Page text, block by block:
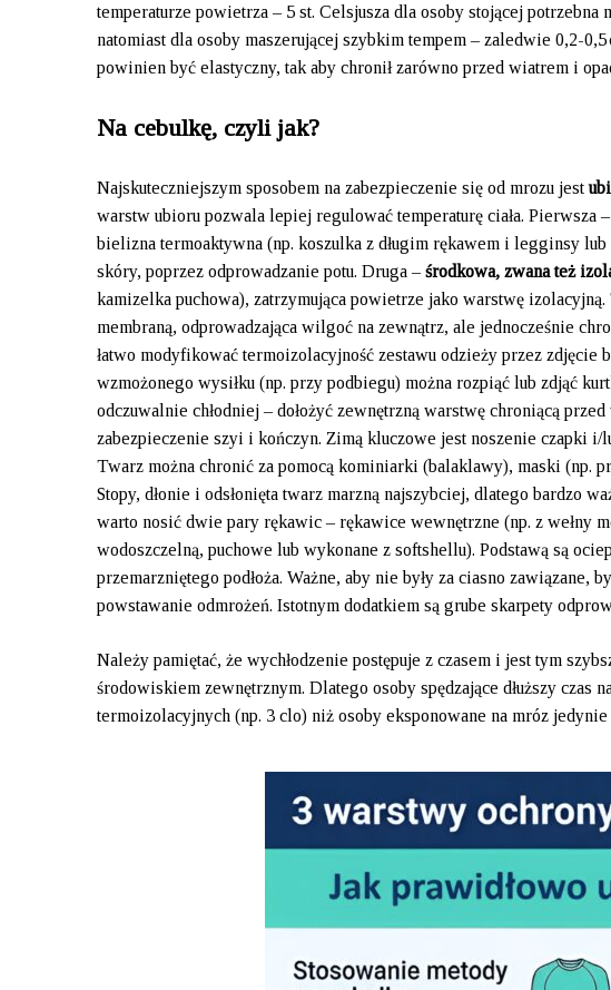
temperaturze powietrza – 5 st. Celsjusza dla osoby stojącej
natomiast dla osoby maszerującej szybkim tempem – zaledwie 0,2-
powinien być elastyczny, tak aby chronił zarówno przed wiatrem i
Na cebulkę, czyli jak?
Najskuteczniejszym sposobem na zabezpieczenie się od mrozu jest
warstw ubioru pozwala lepiej regulować temperaturę ciała. Pierwsza –
bielizna termoaktywna (np. koszulka z długim rękawem i legginsy
skóry, poprzez odprowadzanie potu. Druga – środkowa, zwana też
kamizelka puchowa), zatrzymująca powietrze jako warstwę
membraną, odprowadzająca wilgoć na zewnątrz, ale jednocześnie
łatwo modyfikować termoizolacyjność zestawu odzieży przez zdjęcie
wzmożonego wysiłku (np. przy podbiegu) można rozpiąć lub zdjąć
odczuwalnie chłodniej – dołożyć zewnętrzną warstwę chroniącą
zabezpieczenie szyi i kończyn. Zimą kluczowe jest noszenie czapki
Twarz można chronić za pomocą kominiarki (balaklawy), maski (np.
Stopy, dłonie i odsłonięta twarz marzną najszybciej, dlatego bardzo
warto nosić dwie pary rękawic – rękawice wewnętrzne (np. z wełny
wodoszczelną, puchowe lub wykonane z softshellu). Podstawą są
przemarzniętego podłoża. Ważne, aby nie były za ciasno
powstawanie odmrożeń. Istotnym dodatkiem są grube skarpety
Należy pamiętać, że wychłodzenie postępuje z czasem i jest tym
środowiskiem zewnętrznym. Dlatego osoby spędzające dłuższy czas
termoizolacyjnych (np. 3 clo) niż osoby eksponowane na mróz